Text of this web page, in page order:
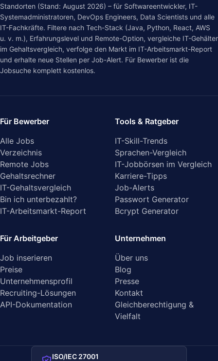
Standorten (Stand: August 2026) – für Softwareentwickler, IT-
Systemadministratoren, DevOps Engineers, Data Scientists und alle
IT-Fachkräfte. Filtere nach Tech-Stack (Java, Python, React, AWS
u. v. m.), Erfahrungslevel und Remote-Option, vergleiche IT-Gehälter
im Gehaltsvergleich, verfolge den Markt im IT-Arbeitsmarkt-Report
und erhalte neue Stellen per Job-Alert. Für Bewerber ist die
Jobsuche komplett kostenlos.
Für Bewerber
Alle Jobs
Verzeichnis
Remote Jobs
Gehaltsrechner
IT-Gehaltsvergleich
Bin ich unterbezahlt?
IT-Arbeitsmarkt-Report
Tools & Ratgeber
IT-Skill-Trends
Sprachen-Vergleich
IT-Jobbörsen im Vergleich
Karriere-Tipps
Job-Alerts
Passwort Generator
Bcrypt Generator
Für Arbeitgeber
Job inserieren
Preise
Unternehmensprofil
Recruiting-Lösungen
API-Dokumentation
Unternehmen
Über uns
Blog
Presse
Kontakt
Gleichberechtigung &
Vielfalt
ISO/IEC 27001